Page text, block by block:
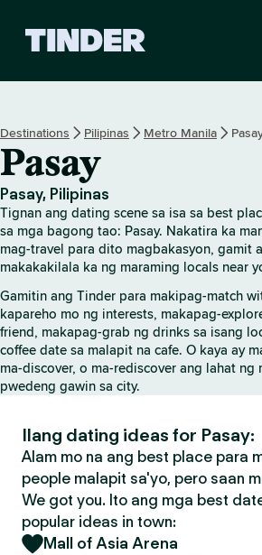
r
e
Destinations Pilipinas Metro Manila
Pasay
Pasay, Pilipinas
Tignan ang dating scene sa isa sa best
sa mga bagong tao: Pasay. Nakatira ka
mag-travel para dito magbakasyon, gamit
makakakilala ka ng maraming locals near
Gamitin ang Tinder para makipag-match
kapareho mo ng interests, makapag-
friend, makapag-grab ng drinks sa isang
coffee date sa malapit na cafe. O kaya ay
ma-discover, o ma-rediscover ang lahat ng
pwedeng gawin sa city.
Ilang dating ideas for Pasay:
Alam mo na ang best place para
people malapit sa'yo, pero saan
We got you. Ito ang mga best
popular ideas in town:
Mall of Asia Arena